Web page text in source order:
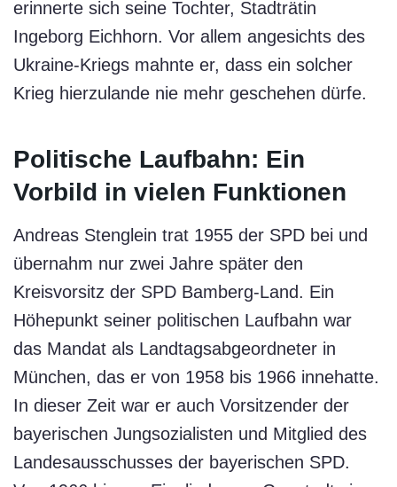
erinnerte sich seine Tochter, Stadträtin
Ingeborg Eichhorn. Vor allem angesichts des
Ukraine-Kriegs mahnte er, dass ein solcher
Krieg hierzulande nie mehr geschehen dürfe.
Politische Laufbahn: Ein
Vorbild in vielen Funktionen
Andreas Stenglein trat 1955 der SPD bei und
übernahm nur zwei Jahre später den
Kreisvorsitz der SPD Bamberg-Land. Ein
Höhepunkt seiner politischen Laufbahn war
das Mandat als Landtagsabgeordneter in
München, das er von 1958 bis 1966 innehatte.
In dieser Zeit war er auch Vorsitzender der
bayerischen Jungsozialisten und Mitglied des
Landesausschusses der bayerischen SPD.